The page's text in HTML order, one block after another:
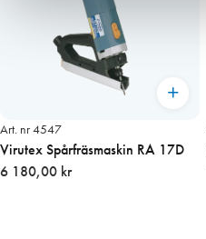
Art. nr 4547
Virutex Spårfräsmaskin RA 17D
6 180,00 kr